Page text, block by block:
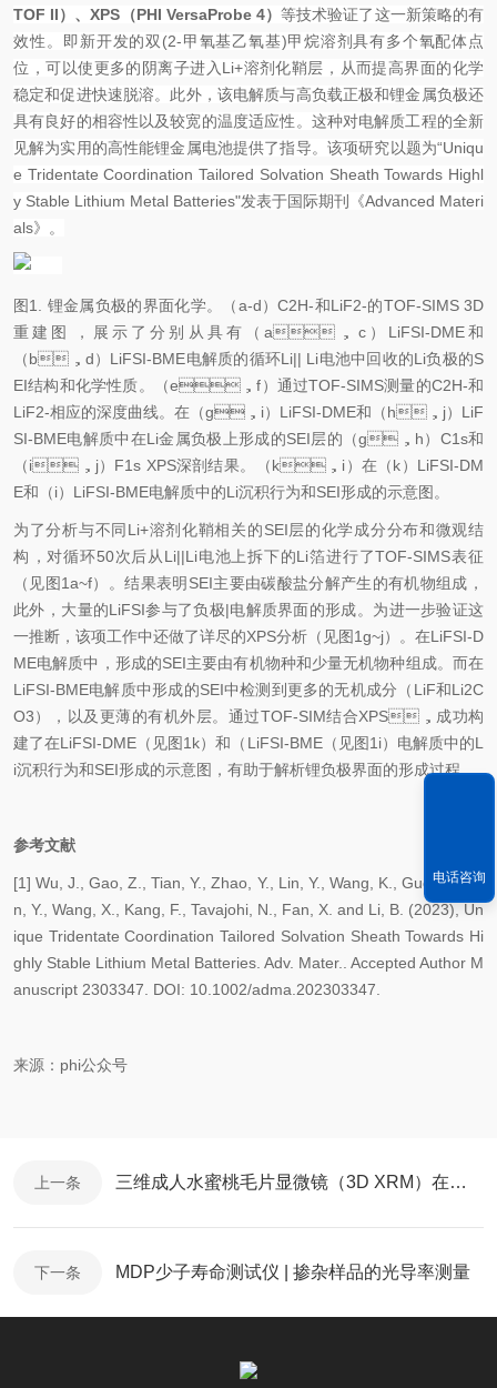
TOF II） 、XPS （PHI VersaProbe 4）等技术验证了这一新策略的有
效性。即新开发的双 (2-甲氧基乙氧基)甲烷溶剂具有多个氧配体点
位，可以使更多的阴离子进入 Li+溶剂化鞘层，从而提高界面的化学
稳定和促进快速脱溶。此外，该电解质与高负载正极和锂金属负极还
具有良好的相容性以及较宽的温度适应性。这种对电解质工程的全新
见解为实用的高性能锂金属电池提供了指导。该项研究以题为“Uniqu
e Tridentate Coordination Tailored Solvation Sheath Towards Highl
y Stable Lithium Metal Batteries"发表于国际期刊《Advanced Materi
als》。
图1. 锂金属负极的界面化学。（a-d）C2H-和LiF2-的TOF-SIMS 3D
重建图，展示了分别从具有（a， c） LiFSI-DME和
（b， d） LiFSI-BME电解质的循环Li|| Li电池中回收的Li负极的S
EI结构和化学性质。（e，f）通过TOF-SIMS测量的C2H-和
LiF2-相应的深度曲线。在（g， i） LiFSI-DME和（h， j） LiF
SI-BME电解质中在Li金属负极上形成的SEI层的（g， h） C1s和
（i， j） F1s XPS深剖结果。（k， i）在（k） LiFSI-DM
E和（i） LiFSI-BME电解质中的Li沉积行为和SEI形成的示意图。
为了分析与不同 Li+溶剂化鞘相关的SEI层的化学成分分布和微观结
构，对循环50次后从 Li||Li电池上拆下的Li箔进行了TOF-SIMS表征
（见图1a~f）。结果表明 SEI主要由碳酸盐分解产生的有机物组成，
此外，大量的LiFSI参与了负极|电解质界面的形成。为进一步验证这
一推断，该项工作中还做了详尽的XPS分析（见图1g~j）。在LiFSI-D
ME电解质中，形成的SEI主要由有机物种和少量无机物种组成。而在
L iFSI-BME电解质中形成的SEI中检测到更多的无机成分（ LiF和Li2C
O3），以及更薄的有机外层。通过TOF-SIM结合XPS，成功构
建了在LiFSI-DME （见图1k）和（ LiFSI-BME（见图1i）电解质中的L
i沉积行为和SEI形成的示意图，有助于解析锂负极界面的形成过程。
参考文献
[1] Wu, J., Gao, Z., Tian, Y., Zhao, Y., Lin, Y., Wang, K., Guo, H., Pa
n, Y., Wang, X., Kang, F., Tavajohi, N., Fan, X. and Li, B. (2023), Un
ique Tridentate Coordination Tailored Solvation Sheath Towards Hi
ghly Stable Lithium Metal Batteries. Adv. Mater.. Accepted Author M
anuscript 2303347. DOI: 10.1002/adma.202303347.
来源：phi公众号
上一条 三维成人水蜜桃毛片显微镜（3D XRM）在纸张纤维微观结构表征中的应用
下一条 MDP少子寿命测试仪 | 掺杂样品的光导率测量
电话咨询